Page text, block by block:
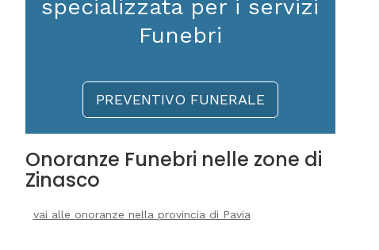
specializzata per i servizi
Funebri
PREVENTIVO FUNERALE
Onoranze Funebri nelle zone di
Zinasco
vai alle onoranze nella provincia di Pavia